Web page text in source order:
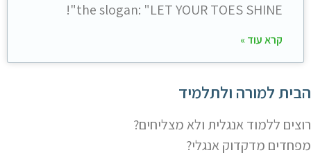
the slogan: "LET YOUR TOES SHINE"!
קרא עוד »
הבית למורה ולתלמיד
רוצים ללמוד אנגלית ולא מצליחים?
מפחדים מדקדוק אנגלי?